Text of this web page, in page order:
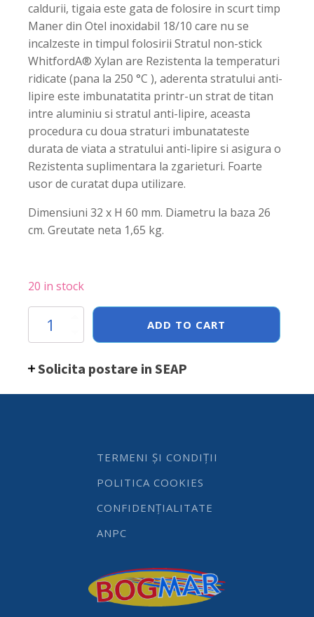
caldurii, tigaia este gata de folosire in scurt timp
Maner din Otel inoxidabil 18/10 care nu se
incalzeste in timpul folosirii Stratul non-stick
WhitfordA® Xylan are Rezistenta la temperaturi
ridicate (pana la 250 °C ), aderenta stratului anti-
lipire este imbunatatita printr-un strat de titan
intre aluminiu si stratul anti-lipire, aceasta
procedura cu doua straturi imbunatateste
durata de viata a stratului anti-lipire si asigura o
Rezistenta suplimentara la zgarieturi. Foarte
usor de curatat dupa utilizare.
Dimensiuni 32 x H 60 mm. Diametru la baza 26
cm. Greutate neta 1,65 kg.
20 in stock
Tigaie
inductie
32
TITANIUM
ADD TO CART
Solicita postare in SEAP
TERMENI ȘI CONDIȚII
POLITICA COOKIES
CONFIDENȚIALITATE
ANPC